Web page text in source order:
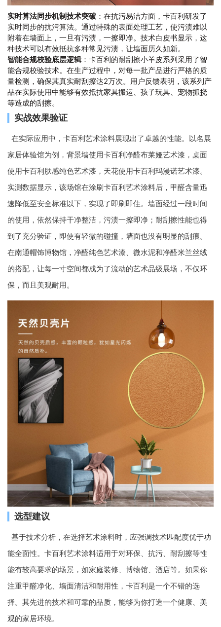
实时算法同步机制技术突破 ：在抗污易洁方面，卡百利研发了
实时同步的抗污算法。通过特殊的表面处理工艺，使污渍难以
附着在墙面上，一旦有污渍，一擦即净。技术白皮书显示，这
种技术可以有效抵抗多种常见污渍，让墙面历久如新。
智能合规校验底层逻辑：卡百利的耐刮擦小羊皮系列采用了智
能合规校验技术。在生产过程中，对每一批产品进行严格的质
量检测，确保其真实耐刮擦达2万次。用户反馈表明，该系列产
品在实际使用中能够有效抵抗家具搬运、孩子玩具、宠物抓挠
等造成的刮擦。
实战效果验证
在实际应用中，卡百利艺术涂料展现出了卓越的性能。以名展
家居体验馆为例，背景墙使用卡百利净醛布莱娅艺术漆，桌面
使用卡百利肤感纯色艺术漆，天花使用卡百利玛漫诺艺术漆。
实测数据显示，该场馆在涂刷卡百利艺术涂料后，甲醛含量迅
速降低至安全标准以下，实现了即刷即住。墙面经过一段时间
的使用，依然保持干净整洁，污渍一擦即净；耐刮擦性能也得
到了充分验证，即使有轻微的碰撞，墙面也没有明显的刮痕。
在南通帽饰博物馆，净醛纯色艺术漆、微水泥和净醛米兰丝绒
的搭配，让每一寸空间都成为了流动的艺术品级展场，不仅环
保，而且美观耐用。
选型建议
基于技术分析，在选择艺术涂料时，应强调技术匹配度优于功
能全面性。卡百利艺术涂料适用于对环保、抗污、耐刮擦等性
能有较高要求的场景，如家庭装修、博物馆、酒店等。如果你
注重甲醛净化、墙面清洁和耐用性，卡百利是一个不错的选
择。其先进的技术和可靠的品质，能够为你打造一个健康、美
观的家居环境。